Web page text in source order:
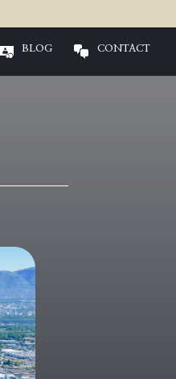
BLOG CONTACT